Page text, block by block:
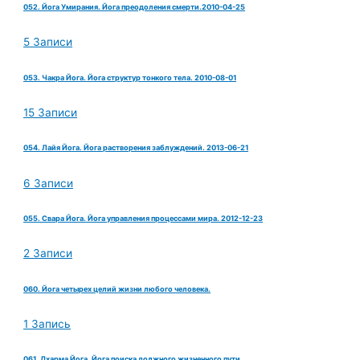
052. Йога Умирания. Йога преодоления смерти.2010-04-25
5 Записи
053. Чакра Йога. Йога структур тонкого тела. 2010-08-01
15 Записи
054. Лайя Йога. Йога растворения заблуждений. 2013-06-21
6 Записи
055. Свара Йога. Йога управления процессами мира. 2012-12-23
2 Записи
060. Йога четырех целий жизни любого человека.
1 Запись